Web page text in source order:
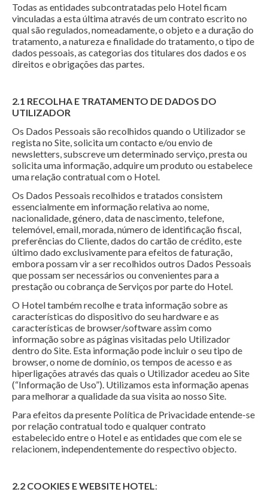
Todas as entidades subcontratadas pelo Hotel ficam
vinculadas a esta última através de um contrato escrito no
qual são regulados, nomeadamente, o objeto e a duração do
tratamento, a natureza e finalidade do tratamento, o tipo de
dados pessoais, as categorias dos titulares dos dados e os
direitos e obrigações das partes.
2.1 RECOLHA E TRATAMENTO DE DADOS DO
UTILIZADOR
Os Dados Pessoais são recolhidos quando o Utilizador se
regista no Site, solicita um contacto e/ou envio de
newsletters, subscreve um determinado serviço, presta ou
solicita uma informação, adquire um produto ou estabelece
uma relação contratual com o Hotel.
Os Dados Pessoais recolhidos e tratados consistem
essencialmente em informação relativa ao nome,
nacionalidade, género, data de nascimento, telefone,
telemóvel, email, morada, número de identificação fiscal,
preferências do Cliente, dados do cartão de crédito, este
último dado exclusivamente para efeitos de faturação,
embora possam vir a ser recolhidos outros Dados Pessoais
que possam ser necessários ou convenientes para a
prestação ou cobrança de Serviços por parte do Hotel.
O Hotel também recolhe e trata informação sobre as
características do dispositivo do seu hardware e as
características de browser/software assim como
informação sobre as páginas visitadas pelo Utilizador
dentro do Site. Esta informação pode incluir o seu tipo de
browser, o nome de domínio, os tempos de acesso e as
hiperligações através das quais o Utilizador acedeu ao Site
(“Informação de Uso”). Utilizamos esta informação apenas
para melhorar a qualidade da sua visita ao nosso Site.
Para efeitos da presente Política de Privacidade entende-se
por relação contratual todo e qualquer contrato
estabelecido entre o Hotel e as entidades que com ele se
relacionem, independentemente do respectivo objecto.
2.2 COOKIES E WEBSITE HOTEL :